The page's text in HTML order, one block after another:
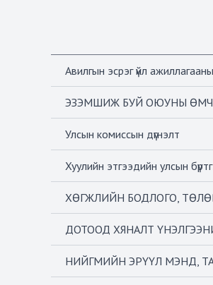
Авилгын эсрэг үйл
ЭЗЭМШИЖ БУЙ ОЮУНЫ
Улсын комиссын дүгнэлт
Хуулийн этгээдийн улсын
ХӨГЖЛИЙН БОДЛОГО,
ДОТООД ХЯНАЛТ
НИЙГМИЙН ЭРҮҮЛ МЭНД,